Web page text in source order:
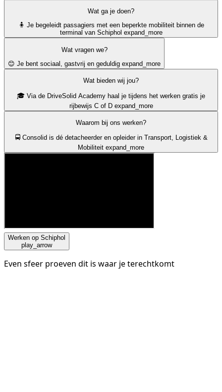
Wat ga je doen?
🧍 Je begeleidt passagiers met een beperkte mobiliteit binnen de
terminal van Schiphol expand_more
Wat vragen we?
😊 Je bent sociaal, gastvrij en geduldig expand_more
Wat bieden wij jou?
🎓 Via de DriveSolid Academy haal je tijdens het werken gratis je
rijbewijs C of D expand_more
Waarom bij ons werken?
🚍 Consolid is dé detacheerder en opleider in Transport, Logistiek &
Mobiliteit expand_more
Werken op Schiphol
play_arrow
Even sfeer proeven dit is waar je terechtkomt